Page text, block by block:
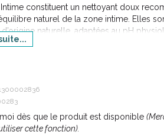
Intime constituent un nettoyant doux
naturel de la zone intime. Elles
d’origine naturelle, adaptées au pH
les risques d’irritations et de réactions
dès que le produit est disponible
cette fonction).